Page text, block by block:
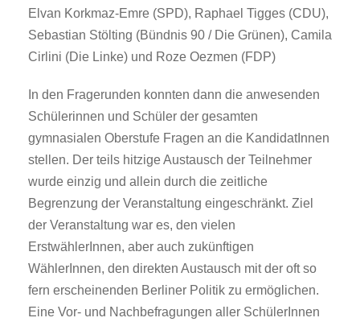
Elvan Korkmaz-Emre (SPD), Raphael Tigges (CDU),
Sebastian Stölting (Bündnis 90 / Die Grünen), Camila
Cirlini (Die Linke) und Roze Oezmen (FDP)
In den Fragerunden konnten dann die anwesenden
Schülerinnen und Schüler der gesamten
gymnasialen Oberstufe Fragen an die KandidatInnen
stellen. Der teils hitzige Austausch der Teilnehmer
wurde einzig und allein durch die zeitliche
Begrenzung der Veranstaltung eingeschränkt. Ziel
der Veranstaltung war es, den vielen
ErstwählerInnen, aber auch zukünftigen
WählerInnen, den direkten Austausch mit der oft so
fern erscheinenden Berliner Politik zu ermöglichen.
Eine Vor- und Nachbefragungen aller SchülerInnen